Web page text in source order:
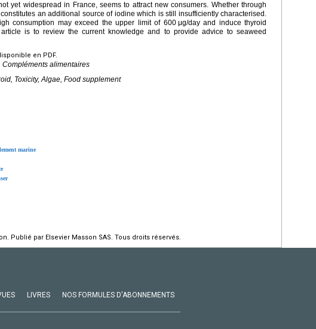
yet widespread in France, seems to attract new consumers. Whether through
an additional source of iodine which is still insufficiently characterised.
consumption may exceed the upper limit of 600 μg/day and induce thyroid
is to review the current knowledge and to provide advice to seaweed
en PDF.
Compléments alimentaires
Toxicity, Algae, Food supplement
marine
Publié par Elsevier Masson SAS. Tous droits réservés.
LIVRES NOS FORMULES D'ABONNEMENTS